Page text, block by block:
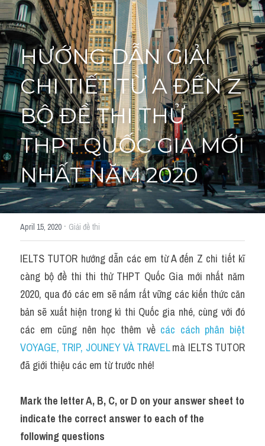
Giải đề thi từng câu
Lời khuyên
Giải đề thi
Academic words
Phrase
Phrasal Verb
Idioms đồng nghĩa
Idioms trái nghĩa
Antonym
Idiom
Grammar
Collocation
Word form
Phân biệt từ
Đề thi thật Task 2
HỌC THỬ
HƯỚNG DẪN GIẢI
CHI TIẾT TỪ A ĐẾN Z
BỘ ĐỀ THI THỬ
THPT QUỐC GIA MỚI
NHẤT NĂM 2020
April 15, 2020 · Giải đề thi
IELTS TUTOR hướng dẫn các em từ A đến Z chi tiết kĩ
càng bộ đề thi thi thử THPT Quốc Gia mới nhất năm
2020, qua đó các em sẽ nắm rất vững các kiến thức căn
bản sẽ xuất hiện trong kì thi Quốc gia nhé, cùng với đó
các em cũng nên học thêm về các cách phân biệt
VOYAGE, TRIP, JOUNEY VÀ TRAVEL mà IELTS TUTOR
đã giới thiệu các em từ trước nhé!
Mark the letter A, B, C, or D on your answer sheet to
indicate the correct answer to each of the
following questions